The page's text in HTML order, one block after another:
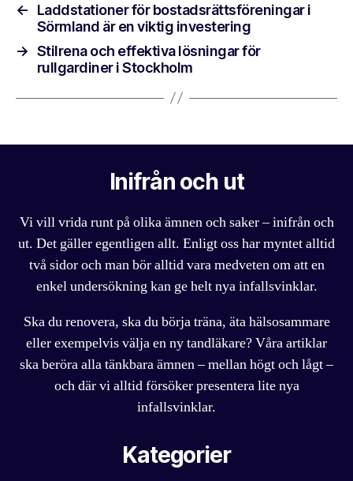
←
Laddstationer för bostadsrättsföreningar i
Sörmland är en viktig investering
→ Stilrena och effektiva lösningar för
rullgardiner i Stockholm
Inifrån och ut
Vi vill vrida runt på olika ämnen och saker – inifrån och
ut. Det gäller egentligen allt. Enligt oss har myntet alltid
två sidor och man bör alltid vara medveten om att en
enkel undersökning kan ge helt nya infallsvinklar.
Ska du renovera, ska du börja träna, äta hälsosammare
eller exempelvis välja en ny tandläkare? Våra artiklar
ska beröra alla tänkbara ämnen – mellan högt och lågt –
och där vi alltid försöker presentera lite nya
infallsvinklar.
Kategorier